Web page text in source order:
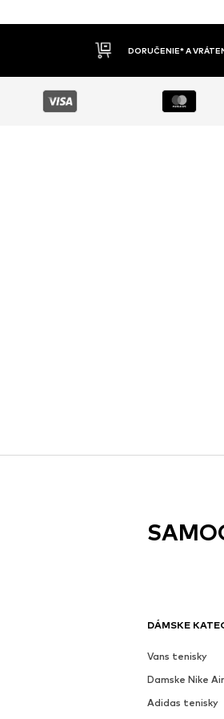
DÁMSKE
Vans tenisky
Damske Nike
Adidas tenisky